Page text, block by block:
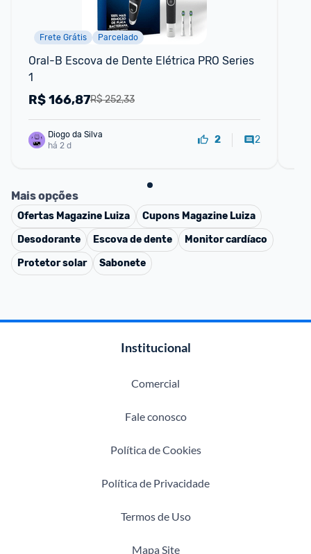
Frete Grátis Parcelado
Oral-B Escova de Dente Elétrica PRO Series
1
R$ 252,33
R$166,87
Diogo da Silva
há 2 d
2 2
Mais opções
Ofertas Magazine Luiza Cupons Magazine Luiza
Desodorante
Escova de dente
Monitor cardíaco
Protetor solar
Sabonete
Institucional
Comercial
Fale conosco
Política de Cookies
Política de Privacidade
Termos de Uso
Mapa Site